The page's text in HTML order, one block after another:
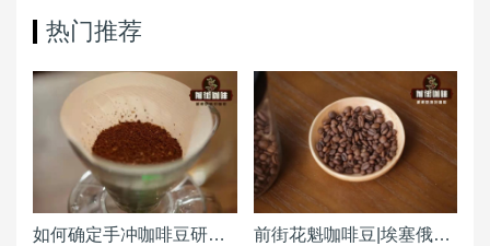
热门推荐
如何确定手冲咖啡豆研磨度粗细（粗幼） 咖啡磨豆机刻度怎么调整？ 前街花魁咖啡豆|埃塞俄比亚原西达摩古吉产区日晒花魁咖啡产区风味特点 和瑰夏有关系吗